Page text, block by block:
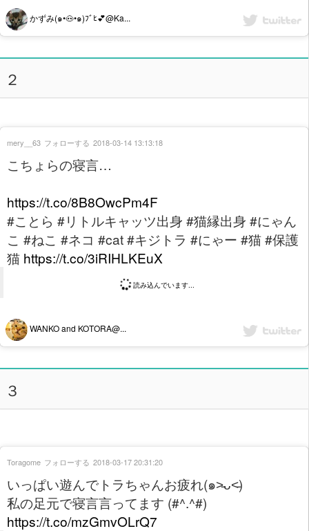
かずみ(๑•🐽•๑)ﾌﾞﾋ💕@Ka...
２
こちょらの寝言…
https://t.co/8B8OwcPm4F
#ことら #リトルキャッツ出身 #猫縁出身 #にゃん
こ #ねこ #ネコ #cat #キジトラ #にゃー #猫 #保護
猫 https://t.co/3iRIHLKEuX
読み込んでいます...
WANKO and KOTORA@...
mery__63 フォローする 2018-03-14 13:13:18
３
いっぱい遊んでトラちゃんお疲れ(๑˃̵ᴗ˂̵)
私の足元で寝言言ってます (#^.^#)
https://t.co/mzGmvOLrQ7
Toragome フォローする 2018-03-17 20:31:20